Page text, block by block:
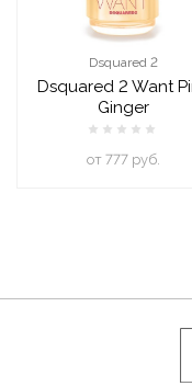
Dsquared 2
Dsquared 2 Want
Ginger
oт 777 руб.